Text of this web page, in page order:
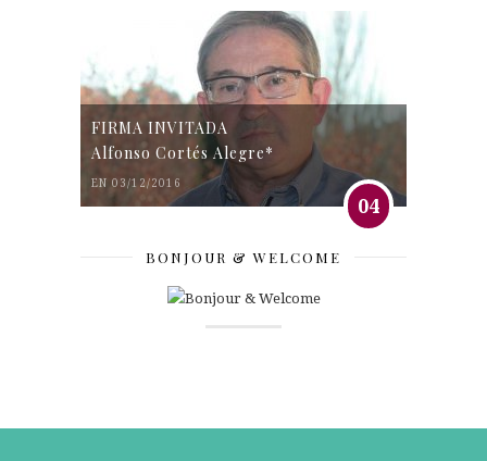
FIRMA INVITADA
Alfonso Cortés Alegre*
EN 03/12/2016
04
BONJOUR & WELCOME